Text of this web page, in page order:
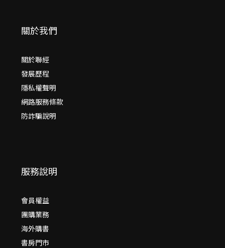
關於我們
關於聯經
發展歷程
隱私權聲明
網路服務條款
防詐騙說明
服務說明
會員權益
團購業務
海外購書
書房門市